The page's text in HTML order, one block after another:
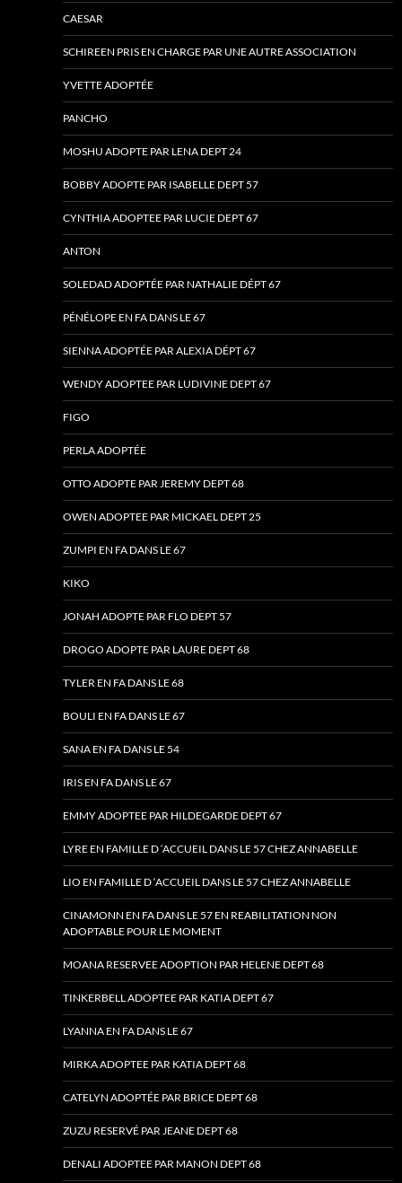
CAESAR
SCHIREEN PRIS EN CHARGE PAR UNE AUTRE ASSOCIATION
YVETTE ADOPTÉE
PANCHO
MOSHU ADOPTE PAR LENA DEPT 24
BOBBY ADOPTE PAR ISABELLE DEPT 57
CYNTHIA ADOPTEE PAR LUCIE DEPT 67
ANTON
SOLEDAD ADOPTÉE PAR NATHALIE DÉPT 67
PÉNÉLOPE EN FA DANS LE 67
SIENNA ADOPTÉE PAR ALEXIA DÉPT 67
WENDY ADOPTEE PAR LUDIVINE DEPT 67
FIGO
PERLA ADOPTÉE
OTTO ADOPTE PAR JEREMY DEPT 68
OWEN ADOPTEE PAR MICKAEL DEPT 25
ZUMPI EN FA DANS LE 67
KIKO
JONAH ADOPTE PAR FLO DEPT 57
DROGO ADOPTE PAR LAURE DEPT 68
TYLER EN FA DANS LE 68
BOULI EN FA DANS LE 67
SANA EN FA DANS LE 54
IRIS EN FA DANS LE 67
EMMY ADOPTEE PAR HILDEGARDE DEPT 67
LYRE EN FAMILLE D ‘ACCUEIL DANS LE 57 CHEZ ANNABELLE
LIO EN FAMILLE D ‘ACCUEIL DANS LE 57 CHEZ ANNABELLE
CINAMONN EN FA DANS LE 57 EN REABILITATION NON
ADOPTABLE POUR LE MOMENT
MOANA RESERVEE ADOPTION PAR HELENE DEPT 68
TINKERBELL ADOPTEE PAR KATIA DEPT 67
LYANNA EN FA DANS LE 67
MIRKA ADOPTEE PAR KATIA DEPT 68
CATELYN ADOPTÉE PAR BRICE DEPT 68
ZUZU RESERVÉ PAR JEANE DEPT 68
DENALI ADOPTEE PAR MANON DEPT 68